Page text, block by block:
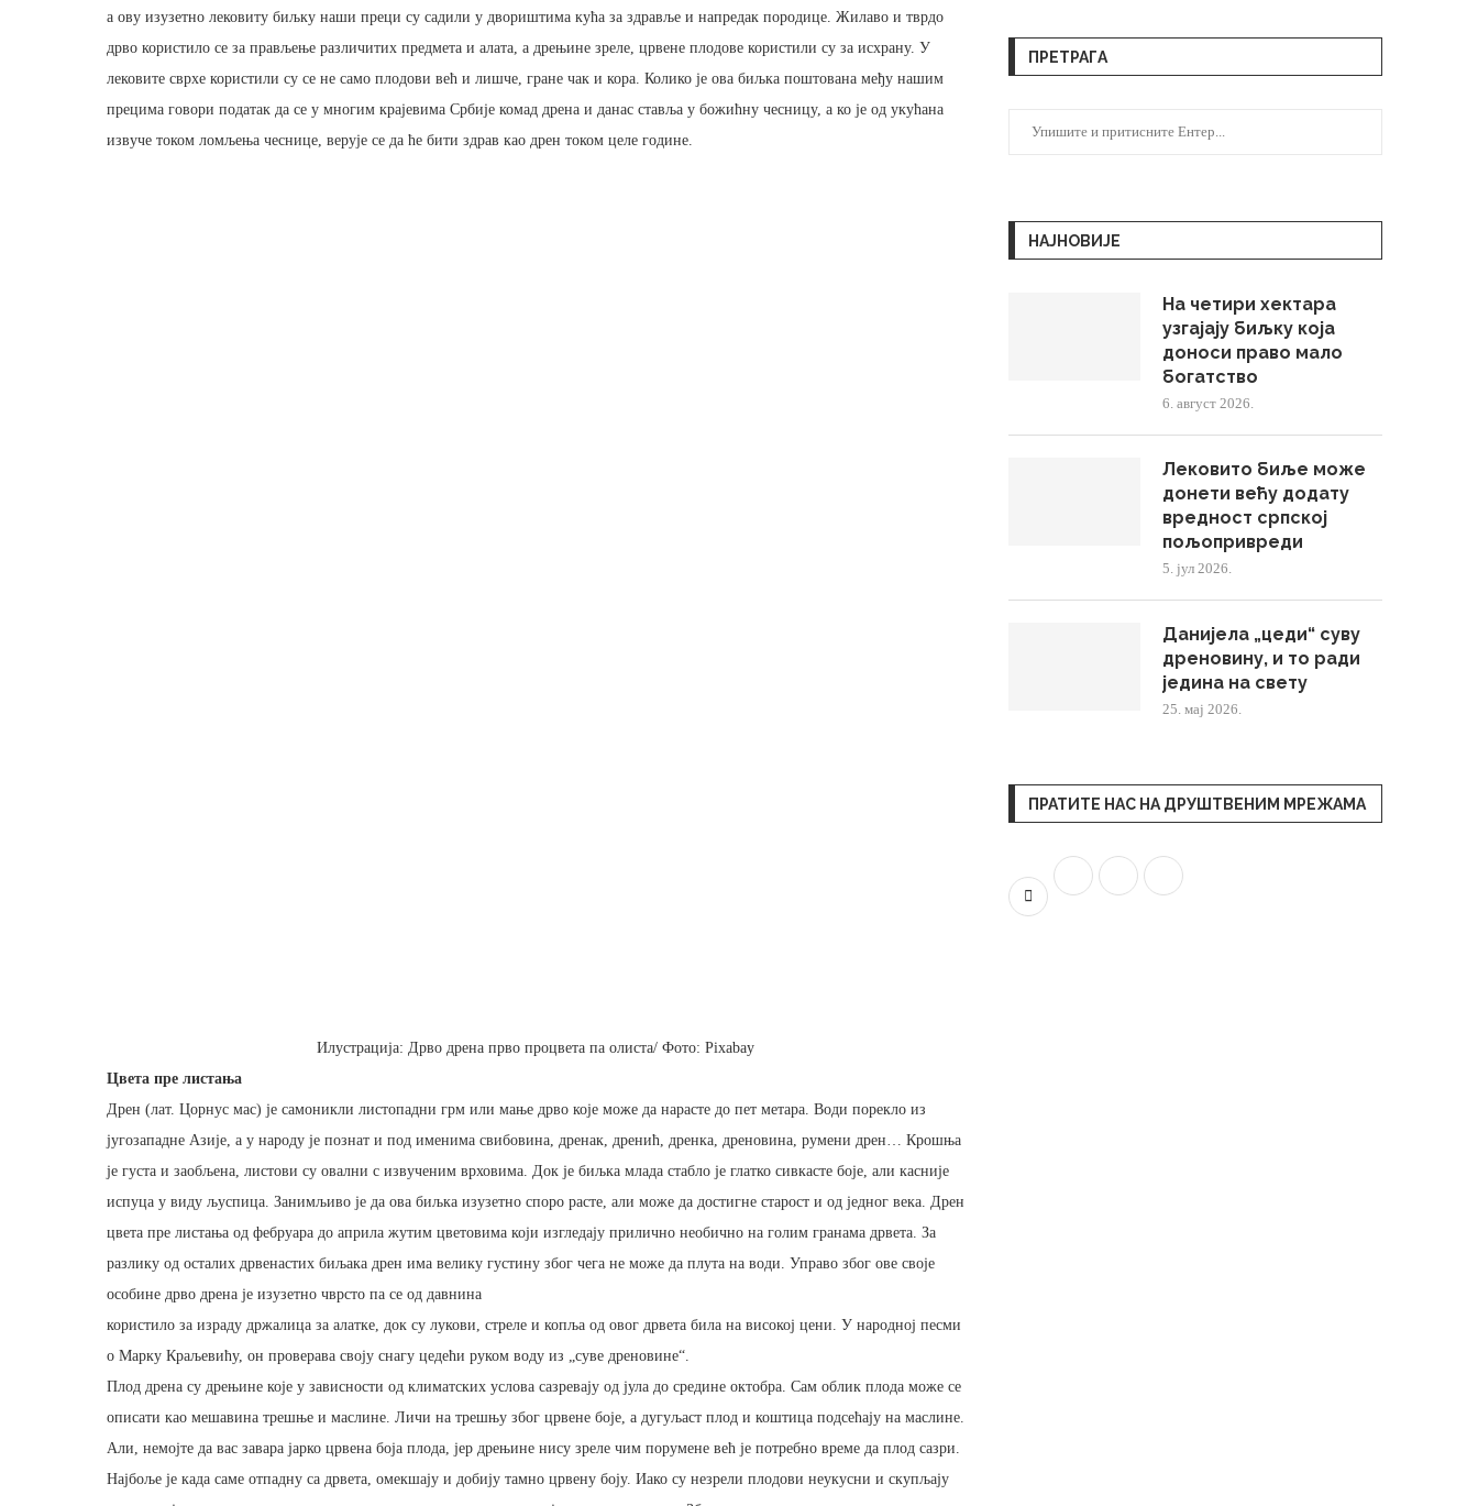
а ову изузетно лековиту биљку наши преци су садили у двориштима кућа за здравље и напредак породице. Жилаво и тврдо
дрво користило се за прављење различитих предмета и алата, а дрењине зреле, црвене плодове користили су за исхрану. У
лековите сврхе користили су се не само плодови већ и лишче, гране чак и кора. Колико је ова биљка поштована међу нашим
прецима говори податак да се у многим крајевима Србије комад дрена и данас ставља у божићну чесницу, а ко је од укућана
извуче током ломљења чеснице, верује се да ће бити здрав као дрен током целе године.
Илустрација: Дрво дрена прво процвета па олиста/ Фото: Pixabay
Цвета пре листања
Дрен (лат. Цорнус мас) је самоникли листопадни грм или мање дрво које може да нарасте до пет метара. Води порекло из
југозападне Азије, а у народу је познат и под именима свибовина, дренак, дренић, дренка, дреновина, румени дрен… Крошња
је густа и заобљена, листови су овални с извученим врховима. Док је биљка млада стабло је глатко сивкасте боје, али касније
испуца у виду љуспица. Занимљиво је да ова биљка изузетно споро расте, али може да достигне старост и од једног века. Дрен
цвета пре листања од фебруара до априла жутим цветовима који изгледају прилично необично на голим гранама дрвета. За
разлику од осталих дрвенастих биљака дрен има велику густину због чега не може да плута на води. Управо због ове своје
особине дрво дрена је изузетно чврсто па се од давнина
користило за израду држалица за алатке, док су лукови, стреле и копља од овог дрвета била на високој цени. У народној песми
о Марку Краљевићу, он проверава своју снагу цедећи руком воду из „суве дреновине“.
Плод дрена су дрењине које у зависности од климатских услова сазревају од јула до средине октобра. Сам облик плода може се
описати као мешавина трешње и маслине. Личи на трешњу због црвене боје, а дугуљаст плод и коштица подсећају на маслине.
Али, немојте да вас завара јарко црвена боја плода, јер дрењине нису зреле чим порумене већ је потребно време да плод сазри.
Најбоље је када саме отпадну са дрвета, омекшају и добију тамно црвену боју. Иако су незрели плодови неукусни и скупљају
ПРЕТРАГА
НАЈНОВИЈЕ
На четири хектара
узгајају биљку која
доноси право мало
богатство
6. август 2026.
Лековито биље може
донети већу додату
вредност српској
пољопривреди
5. јул 2026.
Данијела „цеди“ суву
дреновину, и то ради
једина на свету
25. мај 2026.
ПРАТИТЕ НАС НА ДРУШТВЕНИМ МРЕЖАМА